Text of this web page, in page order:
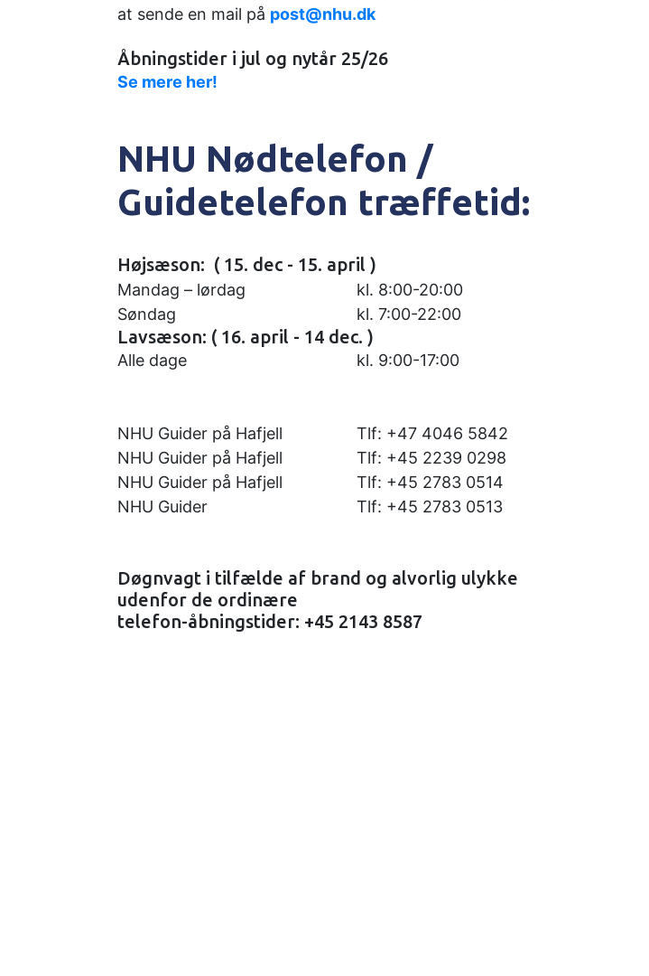
at sende en mail på post@nhu.dk
Åbningstider i jul og nytår 25/26
Se mere her!
NHU Nødtelefon /
Guidetelefon træffetid:
Højsæson: ( 15. dec - 15. april )
Mandag – lørdag
kl. 8:00-20:00
Søndag
kl. 7:00-22:00
Lavsæson: ( 16. april - 14 dec. )
Alle dage kl. 9:00-17:00
NHU Guider på Hafjell
Tlf: +47 4046 5842
NHU Guider på Hafjell
Tlf: +45 2239 0298
NHU Guider på Hafjell
Tlf: +45 2783 0514
NHU Guider
Tlf: +45 2783 0513
Døgnvagt i tilfælde af brand og alvorlig ulykke
udenfor de ordinære
telefon-åbningstider: +45 2143 8587